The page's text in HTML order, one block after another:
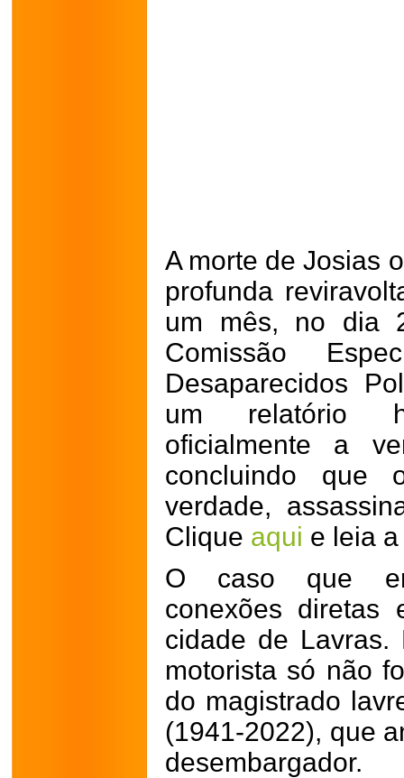
A morte de Josias
profunda
um mês, no dia
Comissão
Desaparecidos
um relatório
oficialmente a
concluindo que
verdade,
Clique aqui e leia
O caso que
conexões diretas
cidade de
motorista só não
do magistrado
(1941-2022), que
desembargador.